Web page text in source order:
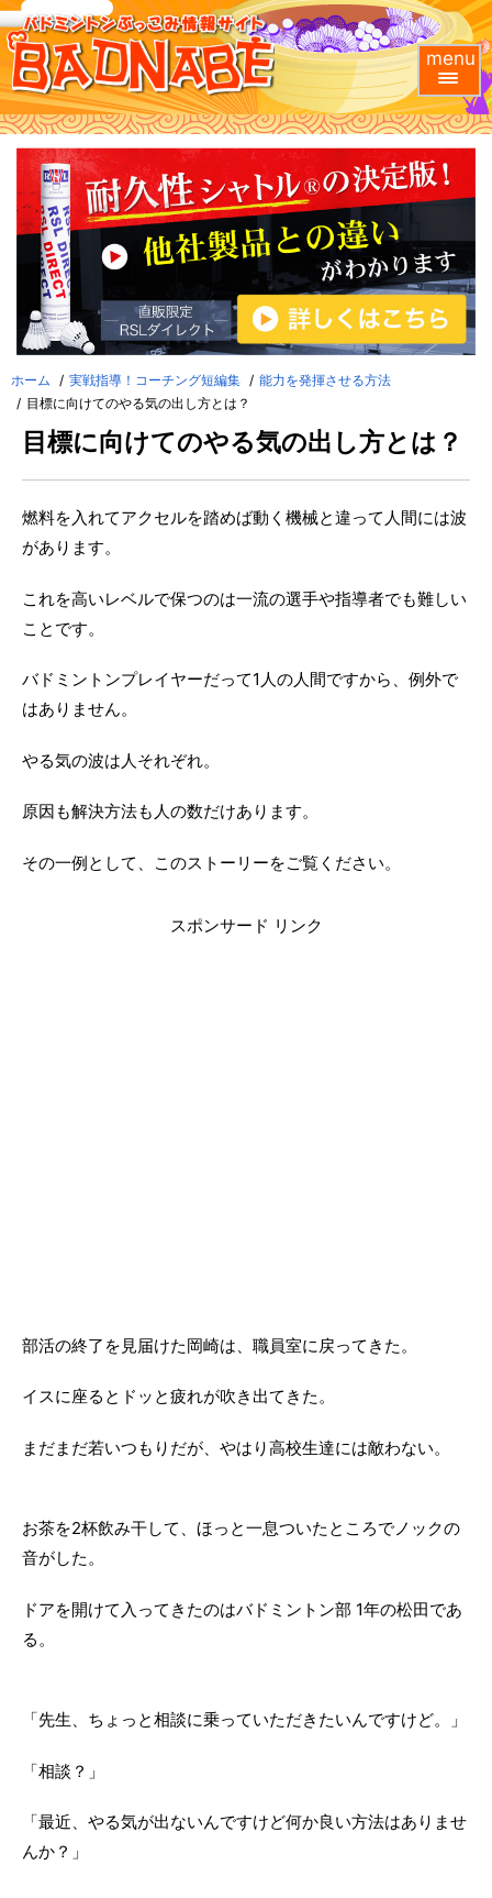
menu
ホーム 実戦指導！コーチング短編集
能力を発揮させる方法
目標に向けてのやる気の出し方とは？
目標に向けてのやる気の出し方とは？
燃料を入れてアクセルを踏めば動く機械と違って人間には波
があります。
これを高いレベルで保つのは一流の選手や指導者でも難しい
ことです。
バドミントンプレイヤーだって1人の人間ですから、例外で
はありません。
やる気の波は人それぞれ。
原因も解決方法も人の数だけあります。
その一例として、このストーリーをご覧ください。
スポンサード リンク
部活の終了を見届けた岡崎は、職員室に戻ってきた。
イスに座るとドッと疲れが吹き出てきた。
まだまだ若いつもりだが、やはり高校生達には敵わない。
お茶を2杯飲み干して、ほっと一息ついたところでノックの
音がした。
ドアを開けて入ってきたのはバドミントン部 1年の松田であ
る。
「先生、ちょっと相談に乗っていただきたいんですけど。」
「相談？」
「最近、やる気が出ないんですけど何か良い方法はありませ
んか？」